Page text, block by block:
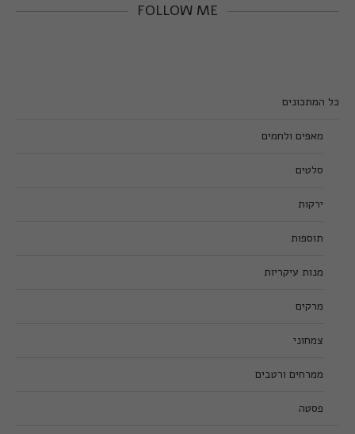
FOLLOW ME
כל המתכונים
מאפים ולחמים
סלטים
ירקות
תוספות
מנות עיקריות
מרקים
צמחוני
ממרחים ורטבים
פסטה